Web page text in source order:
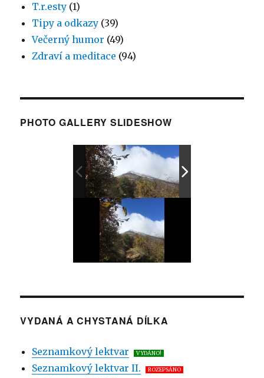
T.r.esty (1)
Tipy a odkazy (39)
Večerný humor (49)
Zdraví a meditace (94)
PHOTO GALLERY SLIDESHOW
VYDANÁ A CHYSTANÁ DÍLKA
Seznamkový lektvar VYDÁNO!
Seznamkový lektvar II. ROZEPSÁNO